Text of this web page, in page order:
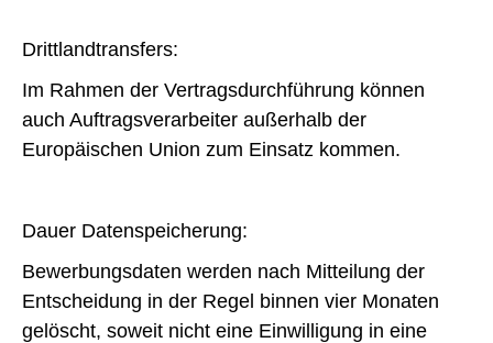
Drittlandtransfers:
Im Rahmen der Vertragsdurchführung können
auch Auftragsverarbeiter außerhalb der
Europäischen Union zum Einsatz kommen.
Dauer Datenspeicherung:
Bewerbungsdaten werden nach Mitteilung der
Entscheidung in der Regel binnen vier Monaten
gelöscht, soweit nicht eine Einwilligung in eine